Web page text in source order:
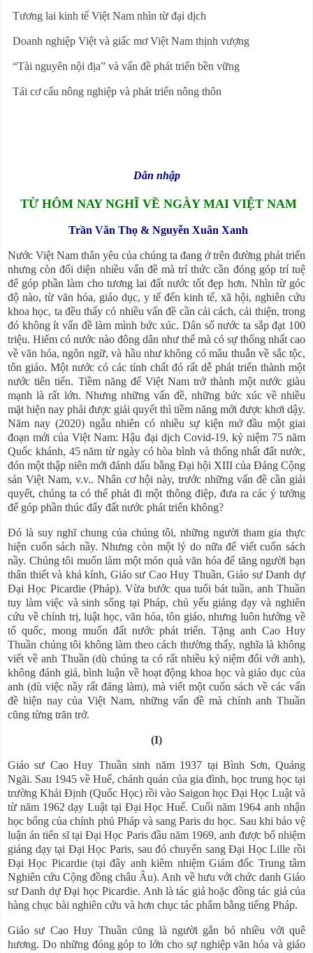
Tương lai kinh tế Việt Nam nhìn từ đại dịch
Doanh nghiệp Việt và giấc mơ Việt Nam thịnh vượng
“Tài nguyên nội địa” và vấn đề phát triển bền vững
Tái cơ cấu nông nghiệp và phát triển nông thôn
Dẫn nhập
TỪ HÔM NAY NGHĨ VỀ NGÀY MAI VIỆT NAM
Trần Văn Thọ & Nguyễn Xuân Xanh
Nước Việt Nam thân yêu của chúng ta đang ở trên đường phát triển
nhưng còn đối diện nhiều vấn đề mà trí thức cần đóng góp trí tuệ
để góp phần làm cho tương lai đất nước tốt đẹp hơn. Nhìn từ góc
độ nào, từ văn hóa, giáo dục, y tế đến kinh tế, xã hội, nghiên cứu
khoa học, ta đều thấy có nhiều vấn đề cần cải cách, cải thiện, trong
đó không ít vấn đề làm mình bức xúc. Dân số nước ta sắp đạt 100
triệu. Hiếm có nước nào đông dân như thế mà có sự thống nhất cao
về văn hóa, ngôn ngữ, và hầu như không có mâu thuẫn về sắc tộc,
tôn giáo. Một nước có các tính chất đó rất dễ phát triển thành một
nước tiên tiến. Tiềm năng để Việt Nam trở thành một nước giàu
mạnh là rất lớn. Nhưng những vấn đề, những bức xúc về nhiều
mặt hiện nay phải được giải quyết thì tiềm năng mới được khơi dậy.
Năm nay (2020) ngẫu nhiên có nhiều sự kiện mở đầu một giai
đoạn mới của Việt Nam: Hậu đại dịch Covid-19, kỷ niệm 75 năm
Quốc khánh, 45 năm từ ngày có hòa bình và thống nhất đất nước,
đón một thập niên mới đánh dấu bằng Đại hội XIII của Đảng Cộng
sản Việt Nam, v.v.. Nhân cơ hội này, trước những vấn đề cần giải
quyết, chúng ta có thể phát đi một thông điệp, đưa ra các ý tưởng
để góp phần thúc đẩy đất nước phát triển không?
Đó là suy nghĩ chung của chúng tôi, những người tham gia thực
hiện cuốn sách nầy. Nhưng còn một lý do nữa để viết cuốn sách
nầy. Chúng tôi muốn làm một món quà văn hóa để tăng người bạn
thân thiết và khả kính, Giáo sư Cao Huy Thuần, Giáo sư Danh dự
Đại Học Picardie (Pháp). Vừa bước qua tuổi bát tuần, anh Thuần
tuy làm việc và sinh sống tại Pháp, chủ yếu giảng dạy và nghiên
cứu về chính trị, luật học, văn hóa, tôn giáo, nhưng luôn hướng về
tổ quốc, mong muốn đất nước phát triển. Tặng anh Cao Huy
Thuần chúng tôi không làm theo cách thường thấy, nghĩa là không
viết về anh Thuần (dù chúng ta có rất nhiều kỷ niệm đối với anh),
không đánh giá, bình luận về hoạt động khoa học và giáo dục của
anh (dù việc nầy rất đáng làm), mà viết một cuốn sách về các vấn
đề hiện nay của Việt Nam, những vấn đề mà chính anh Thuần
cũng từng trăn trở.
(I)
Giáo sư Cao Huy Thuần sinh năm 1937 tại Bình Sơn, Quảng
Ngãi. Sau 1945 về Huế, chánh quán của gia đình, học trung học tại
trường Khải Định (Quốc Học) rồi vào Saigon học Đại Học Luật và
từ năm 1962 dạy Luật tại Đại Học Huế. Cuối năm 1964 anh nhận
học bổng của chính phủ Pháp và sang Paris du học. Sau khi bảo vệ
luận án tiến sĩ tại Đại Học Paris đầu năm 1969, anh được bổ nhiệm
giảng dạy tại Đại Học Paris, sau đó chuyển sang Đại Học Lille rồi
Đại Học Picardie (tại đây anh kiêm nhiệm Giám đốc Trung tâm
Nghiên cứu Cộng đồng châu Âu). Anh về hưu với chức danh Giáo
sư Danh dự Đại học Picardie. Anh là tác giả hoặc đồng tác giả của
hàng chục bài nghiên cứu và hơn chục tác phẩm bằng tiếng Pháp.
Giáo sư Cao Huy Thuần cũng là người gắn bó nhiều với quê
hương. Do những đóng góp to lớn cho sự nghiệp văn hóa và giáo